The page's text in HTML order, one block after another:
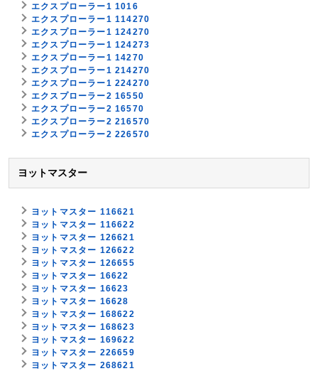
エクスプローラー1 1016
エクスプローラー1 114270
エクスプローラー1 124270
エクスプローラー1 124273
エクスプローラー1 14270
エクスプローラー1 214270
エクスプローラー1 224270
エクスプローラー2 16550
エクスプローラー2 16570
エクスプローラー2 216570
エクスプローラー2 226570
ヨットマスター
ヨットマスター 116621
ヨットマスター 116622
ヨットマスター 126621
ヨットマスター 126622
ヨットマスター 126655
ヨットマスター 16622
ヨットマスター 16623
ヨットマスター 16628
ヨットマスター 168622
ヨットマスター 168623
ヨットマスター 169622
ヨットマスター 226659
ヨットマスター 268621